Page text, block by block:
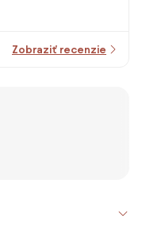
Zobraziť recenzie